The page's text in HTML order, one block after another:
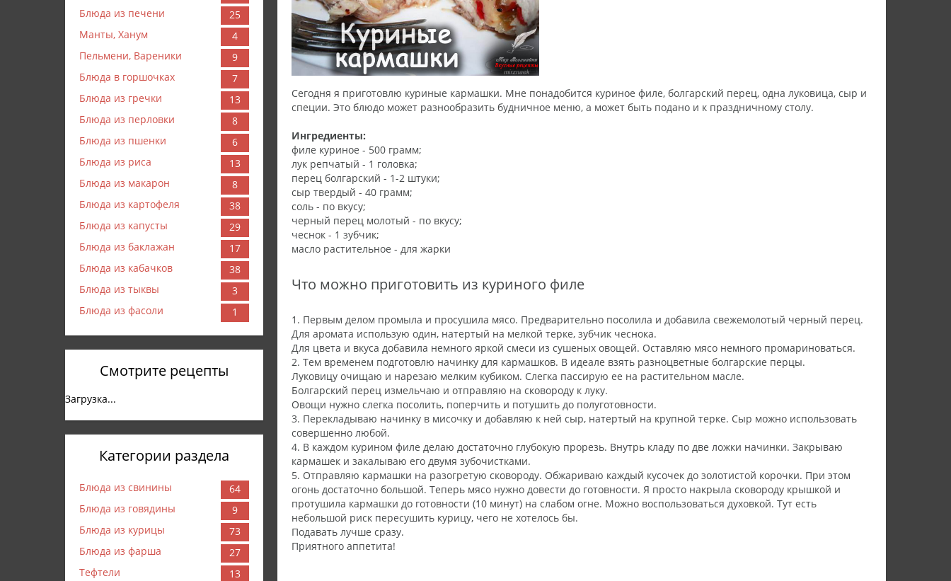
Блюда из печени
25
Манты, Ханум
4
Пельмени, Вареники
9
Блюда в горшочках
7
Блюда из гречки
13
Блюда из перловки
8
Блюда из пшенки
6
Блюда из риса
13
Блюда из макарон
8
Блюда из картофеля
38
Блюда из капусты
29
Блюда из баклажан
17
Блюда из кабачков
38
Блюда из тыквы
3
Блюда из фасоли
1
Смотрите рецепты
Загрузка...
Категории раздела
Блюда из свинины
64
Блюда из говядины
9
Блюда из курицы
73
Блюда из фарша
27
Тефтели
13
Сегодня я приготовлю куриные кармашки. Мне понадобится куриное филе, болгарский перец, одна луковица, сыр и
специи. Это блюдо может разнообразить будничное меню, а может быть подано и к праздничному столу.
Ингредиенты:
филе куриное - 500 грамм;
лук репчатый - 1 головка;
перец болгарский - 1-2 штуки;
сыр твердый - 40 грамм;
соль - по вкусу;
черный перец молотый - по вкусу;
чеснок - 1 зубчик;
масло растительное - для жарки
Что можно приготовить из куриного филе
1. Первым делом промыла и просушила мясо. Предварительно посолила и добавила свежемолотый черный перец.
Для аромата использую один, натертый на мелкой терке, зубчик чеснока.
Для цвета и вкуса добавила немного яркой смеси из сушеных овощей. Оставляю мясо немного промариноваться.
2. Тем временем подготовлю начинку для кармашков. В идеале взять разноцветные болгарские перцы.
Луковицу очищаю и нарезаю мелким кубиком. Слегка пассирую ее на растительном масле.
Болгарский перец измельчаю и отправляю на сковороду к луку.
Овощи нужно слегка посолить, поперчить и потушить до полуготовности.
3. Перекладываю начинку в мисочку и добавляю к ней сыр, натертый на крупной терке. Сыр можно использовать
совершенно любой.
4. В каждом курином филе делаю достаточно глубокую прорезь. Внутрь кладу по две ложки начинки. Закрываю
кармашек и закалываю его двумя зубочистками.
5. Отправляю кармашки на разогретую сковороду. Обжариваю каждый кусочек до золотистой корочки. При этом
огонь достаточно большой. Теперь мясо нужно довести до готовности. Я просто накрыла сковороду крышкой и
протушила кармашки до готовности (10 минут) на слабом огне. Можно воспользоваться духовкой. Тут есть
небольшой риск пересушить курицу, чего не хотелось бы.
Подавать лучше сразу.
Приятного аппетита!